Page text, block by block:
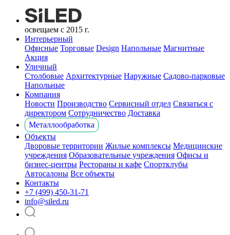
освещаем с 2015 г.
Интерьерный
Офисные Торговые Design Напольные Магнитные
Акция
Уличный
Столбовые Архитектурные Наружные Садово-парковые
Напольные
Компания
Новости Производство Сервисный отдел Связаться с
директором Сотрудничество Доставка
Металлообработка
Объекты
Дворовые территории Жилые комплексы Медицинские
учреждения Образовательные учреждения Офисы и
бизнес-центры Рестораны и кафе Спортклубы
Автосалоны Все объекты
Контакты
+7 (499) 450-31-71
info@siled.ru